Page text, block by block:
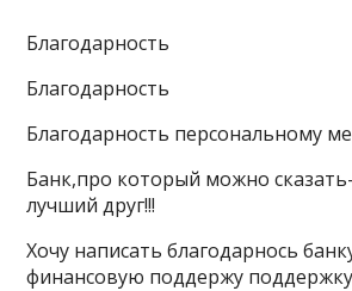
Благодарность
Благодарность
Благодарность персональному
Банк,про который можно
лучший друг!!!
Хочу написать благодарнось
финансовую поддержу